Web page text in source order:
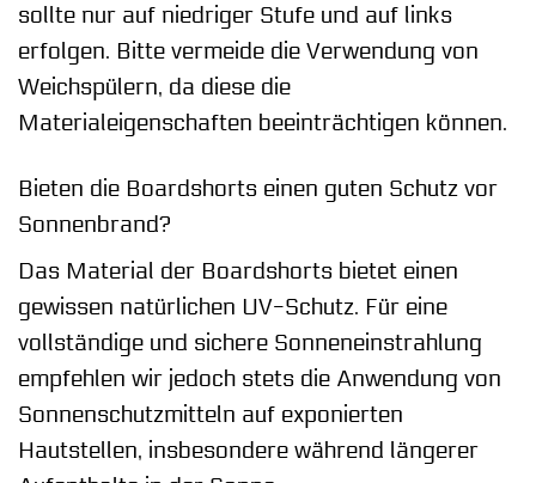
sollte nur auf niedriger Stufe und auf links
erfolgen. Bitte vermeide die Verwendung von
Weichspülern, da diese die
Materialeigenschaften beeinträchtigen können.
Bieten die Boardshorts einen guten Schutz vor
Sonnenbrand?
Das Material der Boardshorts bietet einen
gewissen natürlichen UV-Schutz. Für eine
vollständige und sichere Sonneneinstrahlung
empfehlen wir jedoch stets die Anwendung von
Sonnenschutzmitteln auf exponierten
Hautstellen, insbesondere während längerer